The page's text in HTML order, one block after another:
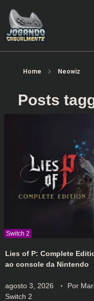
Home Neowiz
Posts
Lies of P: Complete
ao console da Nintendo
agosto 3, 2026 Por
Switch 2